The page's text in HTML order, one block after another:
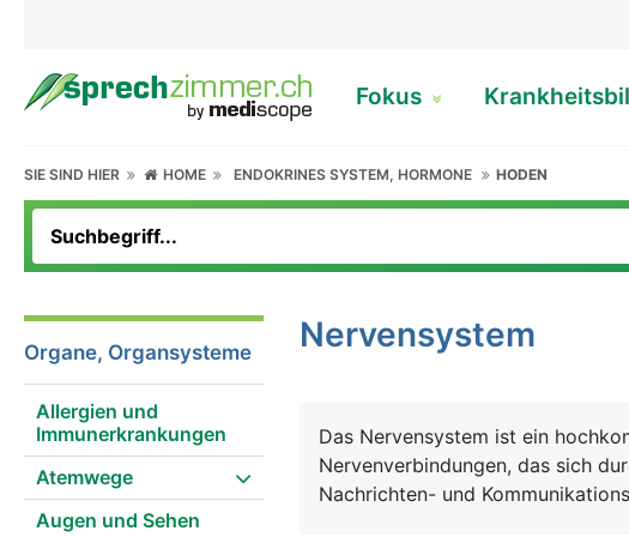
Fokus
SIE SIND HIER HOME ENDOKRINES SYSTEM, HORMONE HODEN
Organe, Organsysteme
Allergien und
Immunerkrankungen
Atemwege
Augen und Sehen
Nervensystem
Das Nervensystem ist ein
Nervenverbindungen, das sich
Nachrichten- und